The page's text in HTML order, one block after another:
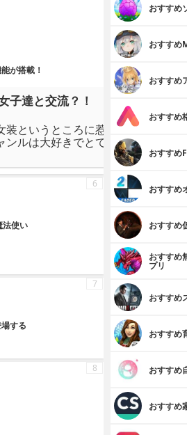
が搭載！
子達と交流？！
装というところに惹かれました。個
ンルは大好きでとても楽しめました。
法使い
6
する
7
8
おすすめ
おすすめ
おすすめ
おすすめ
おすすめ
おすすめ
おすすめ
おすすめ
プリ
おすすめ
おすすめ
おすすめ
おすすめ